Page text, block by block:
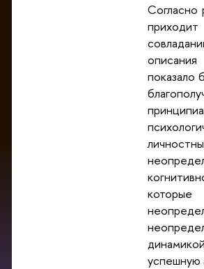
Согласно
показало
успешную